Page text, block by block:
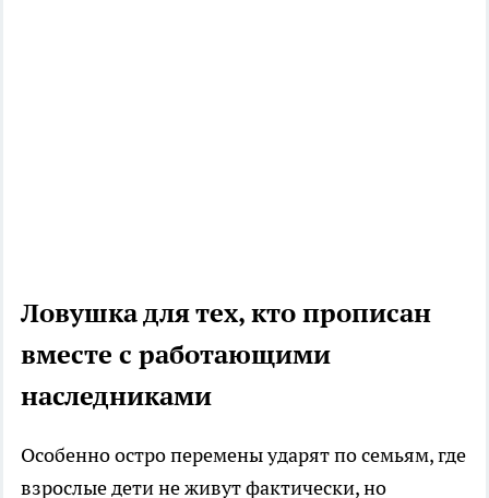
Ловушка для тех, кто прописан
вместе с работающими
наследниками
Особенно остро перемены ударят по семьям, где
взрослые дети не живут фактически, но